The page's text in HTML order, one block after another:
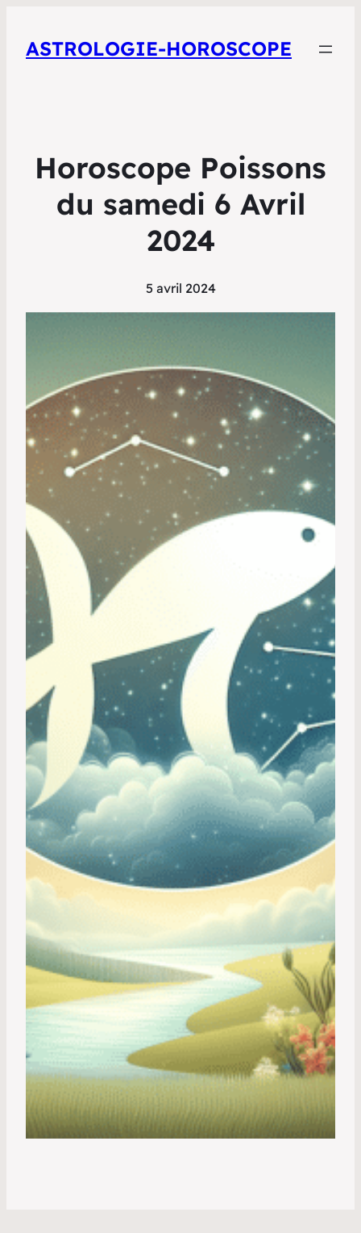
ASTROLOGIE-HOROSCOPE
Horoscope Poissons
du samedi 6 Avril
2024
5 avril 2024